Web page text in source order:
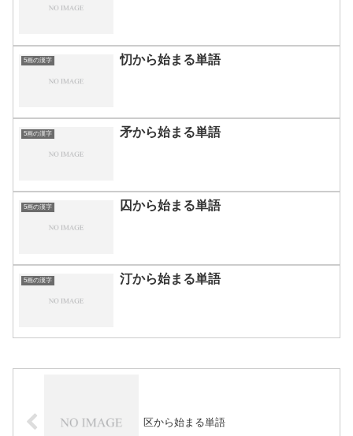
5画の漢字 忉から始まる単語
5画の漢字 矛から始まる単語
5画の漢字 囚から始まる単語
5画の漢字 汀から始まる単語
区から始まる単語